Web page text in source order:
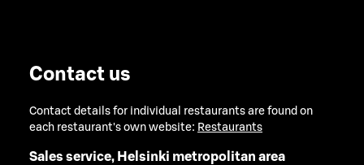
Contact us
Contact details for individual restaurants are found on
each restaurant's own website: Restaurants
Sales service, Helsinki metropolitan area